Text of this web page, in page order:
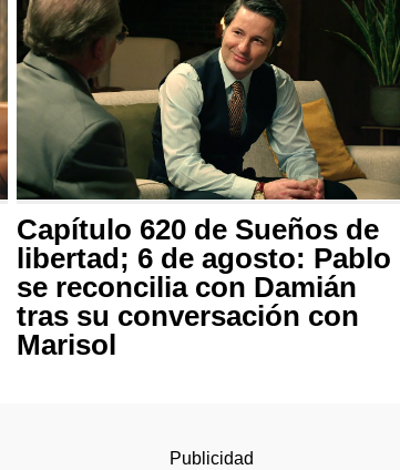
Capítulo 620 de Sueños de
libertad; 6 de agosto: Pablo
se reconcilia con Damián
tras su conversación con
Marisol